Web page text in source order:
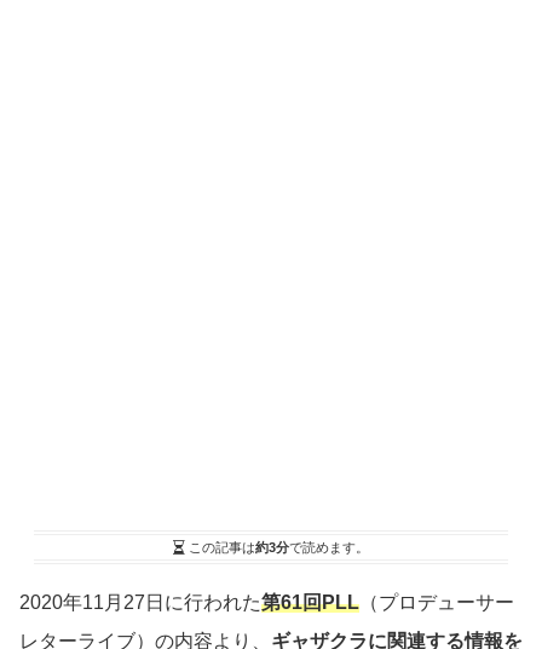
この記事は約3分で読めます。
2020年11月27日に行われた第61回PLL （プロデューサー
レターライブ）の内容より、 ギャザクラに関連する情報を